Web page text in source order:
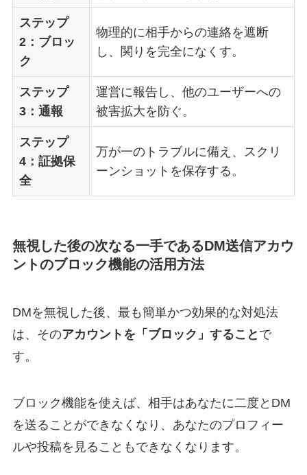
ステップ
2：ブロッ
ク
物理的に相手からの連絡を遮断
し、関りを完全になくす。
ステップ
3：通報
運営に報告し、他のユーザーへの
被害拡大を防ぐ。
ステップ
4：証拠保
全
万が一のトラブルに備え、スクリ
ーンショットを保存する。
無視した後の次なる一手であるDM送信アカウ
ントのブロック機能の活用方法
DMを無視した後、最も簡単かつ効果的な対処法
は、そのアカウントを「ブロック」すること で
す。
ブロック機能を使えば、相手はあなたに二度とDM
を送ることができなくなり、あなたのプロフィー
ルや投稿を見ることもできなくなります。